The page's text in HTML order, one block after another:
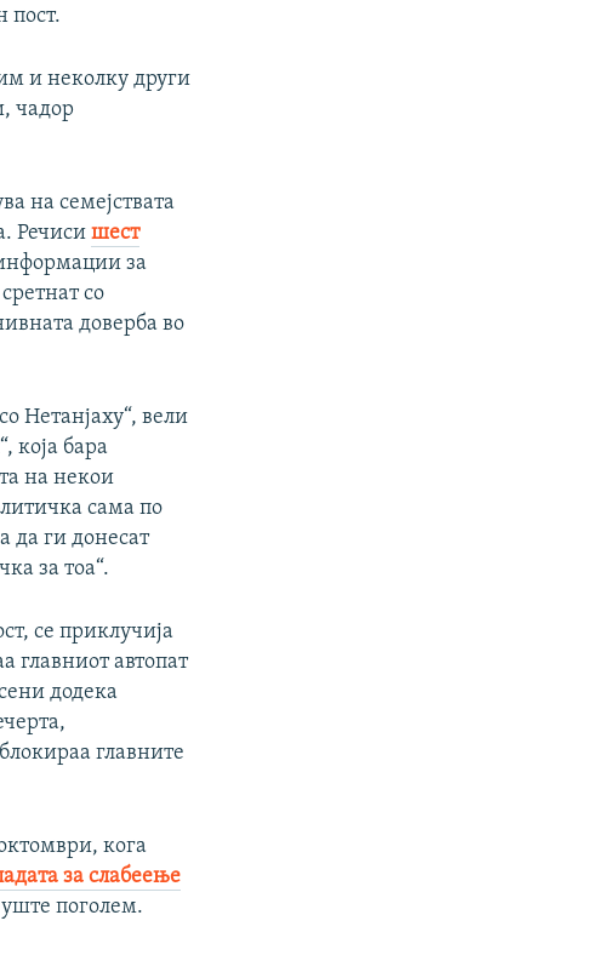
пост.
и неколку други
чадор
на семејствата
Речисишест
за
со
доверба во
Нетанјаху“, вели
која бара
на некои
сама по
да ги донесат
за тоа“.
се приклучија
главниот автопат
додека
главните
кога
за слабеење
уште поголем.